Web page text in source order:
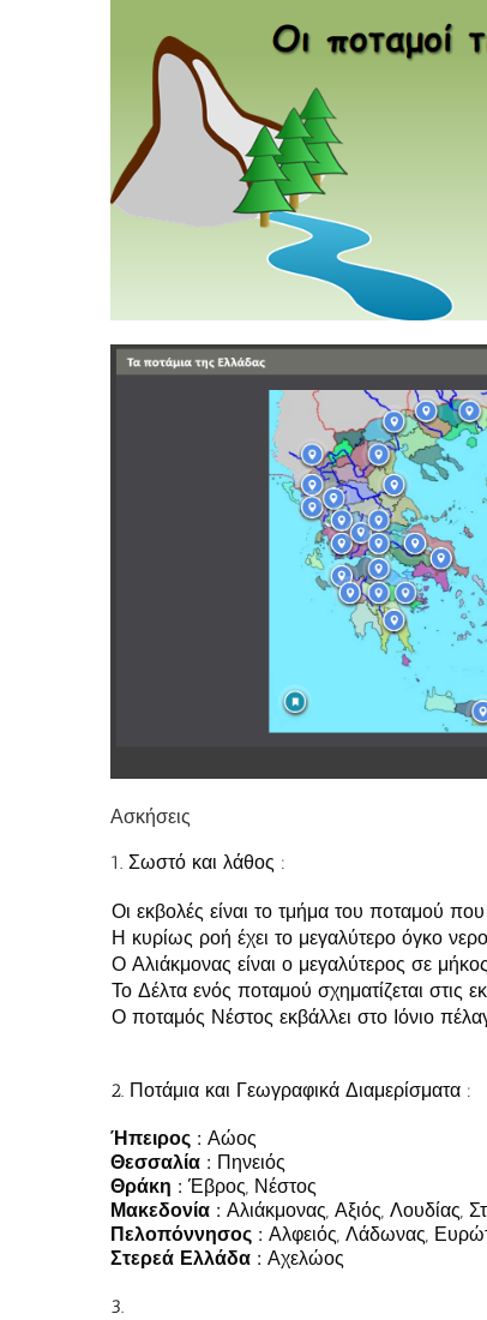
Ασκήσεις
1. Σωστό και λάθος :
Οι εκβολές είναι το τμήμα του ποταμού
Η κυρίως ροή έχει το μεγαλύτερο όγκο
Ο Αλιάκμονας είναι ο μεγαλύτερος σε
Το Δέλτα ενός ποταμού σχηματίζεται στις
Ο ποταμός Νέστος εκβάλλει στο Ιόνιο
2. Ποτάμια και Γεωγραφικά Διαμερίσματα :
Ήπειρος : Αώος
Θεσσαλία : Πηνειός
Θράκη : Έβρος, Νέστος
Μακεδονία : Αλιάκμονας, Αξιός, Λουδίας,
Πελοπόννησος : Αλφειός, Λάδωνας,
Στερεά Ελλάδα : Αχελώος
3.